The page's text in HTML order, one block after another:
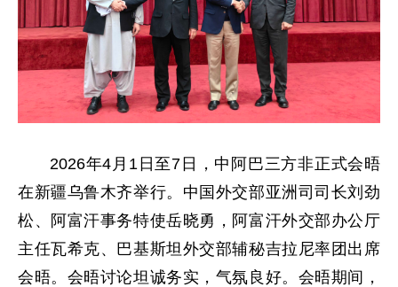
2026年4月1日至7日，中阿巴三方非正式会晤
在新疆乌鲁木齐举行。中国外交部亚洲司司长刘劲
松、阿富汗事务特使岳晓勇，阿富汗外交部办公厅
主任瓦希克、巴基斯坦外交部辅秘吉拉尼率团出席
会晤。会晤讨论坦诚务实，气氛良好。会晤期间，